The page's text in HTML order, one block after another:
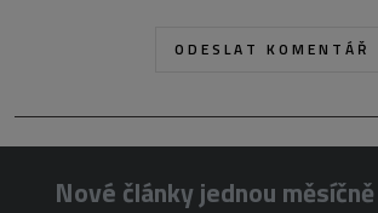
Nové články jednou